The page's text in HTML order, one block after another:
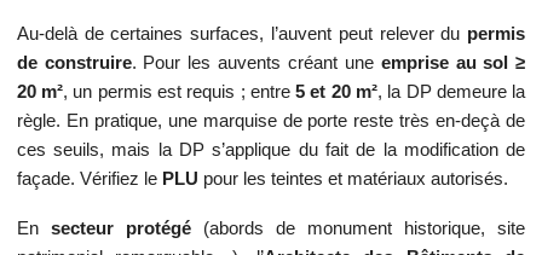
Au‑delà de certaines surfaces, l’auvent peut relever du permis
de construire. Pour les auvents créant une emprise au sol ≥
20 m², un permis est requis ; entre5 et 20 m², la DP demeure la
règle. En pratique, une marquise de porte reste très en‑deçà de
ces seuils, mais la DP s’applique du fait de la modification de
façade. Vérifiez le PLU pour les teintes et matériaux autorisés.
En secteur protégé(abords de monument historique, site